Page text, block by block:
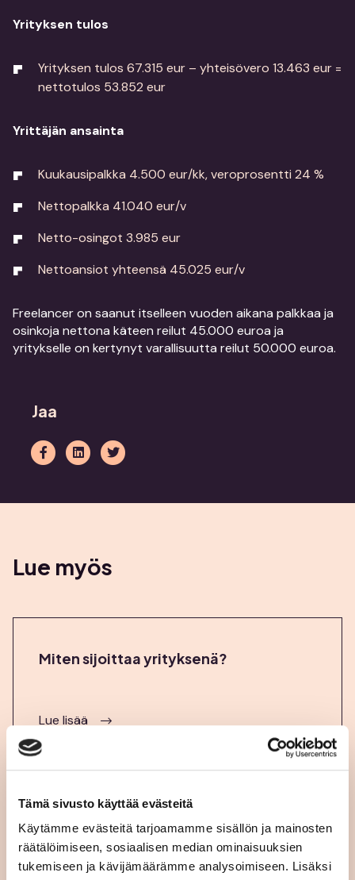
Tämä sivusto käyttää evästeitä
Käytämme evästeitä tarjoamamme sisällön ja mainosten
räätälöimiseen, sosiaalisen median ominaisuuksien
tukemiseen ja kävijämäärämme analysoimiseen. Lisäksi
Yrityksen tulos
Yrityksen tulos 67.315 eur – yhteisövero 13.463 eur =
nettotulos 53.852 eur
Yrittäjän ansainta
Kuukausipalkka 4.500 eur/kk, veroprosentti 24 %
Nettopalkka 41.040 eur/v
Netto-osingot 3.985 eur
Nettoansiot yhteensä 45.025 eur/v
Freelancer on saanut itselleen vuoden aikana palkkaa ja
osinkoja nettona käteen reilut 45.000 euroa ja
yritykselle on kertynyt varallisuutta reilut 50.000 euroa.
Jaa
Jaa
Facekookiin
Share
on
Lue myös
Miten sijoittaa yrityksenä?
Lue lisää
Miten osingonjako toimii?